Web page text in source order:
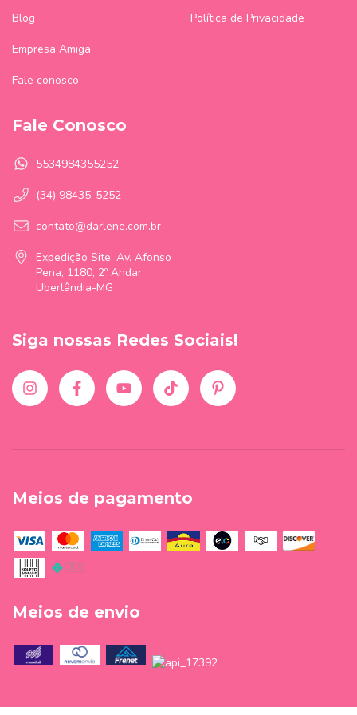
Blog
Empresa Amiga
Fale conosco
Política de Privacidade
Fale Conosco
5534984355252
(34) 98435-5252
contato@darlene.com.br
Expedição Site: Av. Afonso
Pena, 1180, 2º Andar,
Uberlândia-MG
Siga nossas Redes Sociais!
Meios de pagamento
Meios de envio